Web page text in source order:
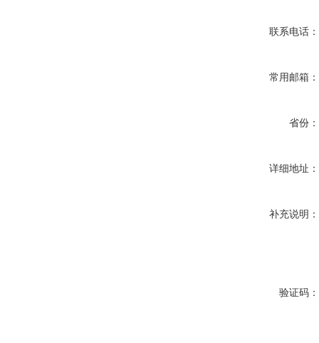
联系电话：
常用邮箱：
省份：
详细地址：
补充说明：
验证码：